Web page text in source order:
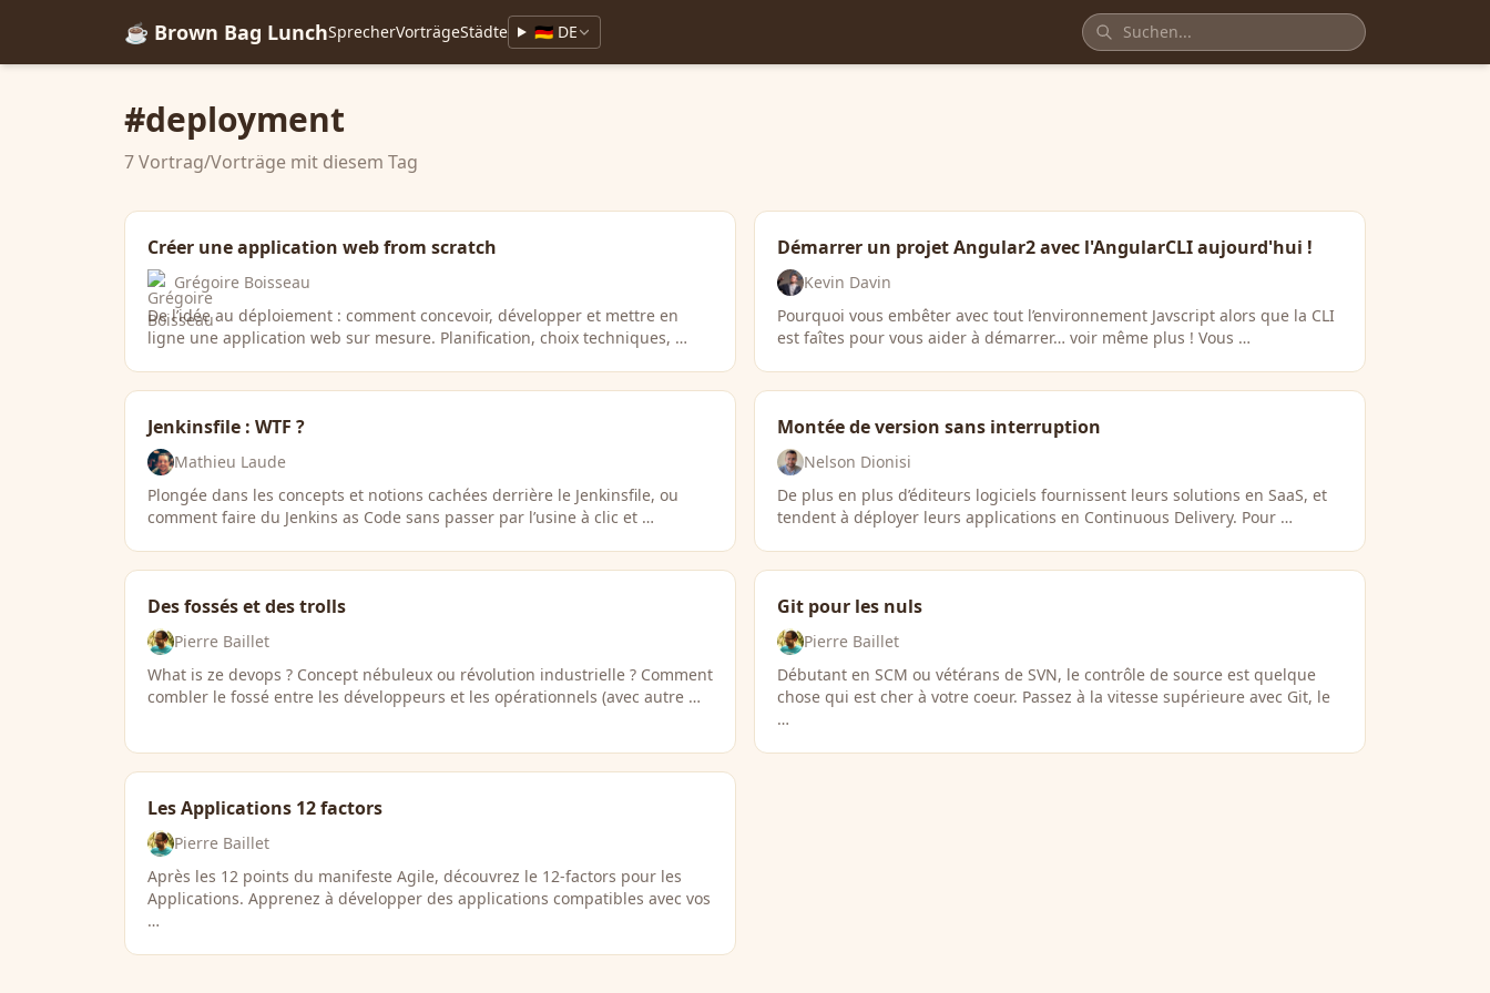
☕ Brown Bag LunchSprecherVorträgeStädte 🇩🇪 DE
#deployment
7 Vortrag/Vorträge mit diesem Tag
Créer une application web from scratch
Grégoire Boisseau
De l’idée au déploiement : comment concevoir, développer et mettre en
ligne une application web sur mesure. Planification, choix techniques, …
Démarrer un projet Angular2 avec l'AngularCLI aujourd'hui !
Kevin Davin
Pourquoi vous embêter avec tout l’environnement Javscript alors que la CLI
est faîtes pour vous aider à démarrer… voir même plus ! Vous …
Jenkinsfile : WTF ?
Mathieu Laude
Plongée dans les concepts et notions cachées derrière le Jenkinsfile, ou
comment faire du Jenkins as Code sans passer par l’usine à clic et …
Montée de version sans interruption
Nelson Dionisi
De plus en plus d’éditeurs logiciels fournissent leurs solutions en SaaS, et
tendent à déployer leurs applications en Continuous Delivery. Pour …
Des fossés et des trolls
Pierre Baillet
What is ze devops ? Concept nébuleux ou révolution industrielle ? Comment
combler le fossé entre les développeurs et les opérationnels (avec autre …
Git pour les nuls
Pierre Baillet
Débutant en SCM ou vétérans de SVN, le contrôle de source est quelque
chose qui est cher à votre coeur. Passez à la vitesse supérieure avec Git, le
…
Les Applications 12 factors
Pierre Baillet
Après les 12 points du manifeste Agile, découvrez le 12-factors pour les
Applications. Apprenez à développer des applications compatibles avec vos
…